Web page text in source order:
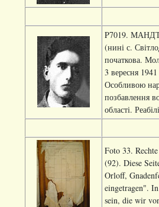
P7019.
(нині с.
початкова.
3 вересня
Особливою
позбавлення
області.
Foto 33.
(92). Diese
Orloff,
eingetragen".
sein, die wir